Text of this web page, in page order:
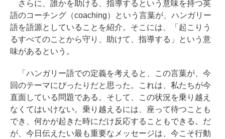
さらに、誰かを助ける、指導するという意味を持つ英
語のコーチング（coaching）という言葉が、ハンガリー
語を語源としていることを紹介。そこには、「起こりう
るすべてのことから守り、助けて、指導する」という意
味があるという。
「ハンガリー語での定義を考えると、この言葉が、今
回のテーマにぴったりだと思った。これは、私たちが今
直面している問題である。そして、この状況を乗り越え
なくてはいけない。乗り越えるには、座って待つことも
でき、何かが起きた時にだけ反応することもできる。だ
が、今日伝えたい最も重要なメッセージは、今こそ行動